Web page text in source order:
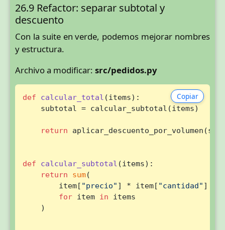
26.9 Refactor: separar subtotal y
descuento
Con la suite en verde, podemos mejorar nombres
y estructura.
Archivo a modificar: src/pedidos.py
Copiar
def calcular_total (items):
    subtotal = calcular_subtotal(items)
return
def calcular_subtotal (items):
return
sum(
        item[
"precio" ] * item[ "cantidad" ]
for item in items
    )